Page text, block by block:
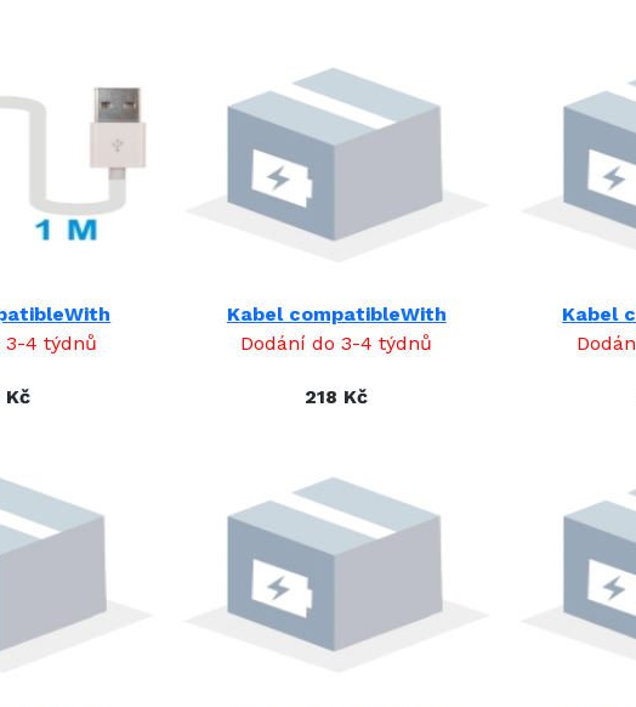
3-4 týdnů
Kč
Kabel compatibleWith
Dodání do 3-4 týdnů
218 Kč
Kabel